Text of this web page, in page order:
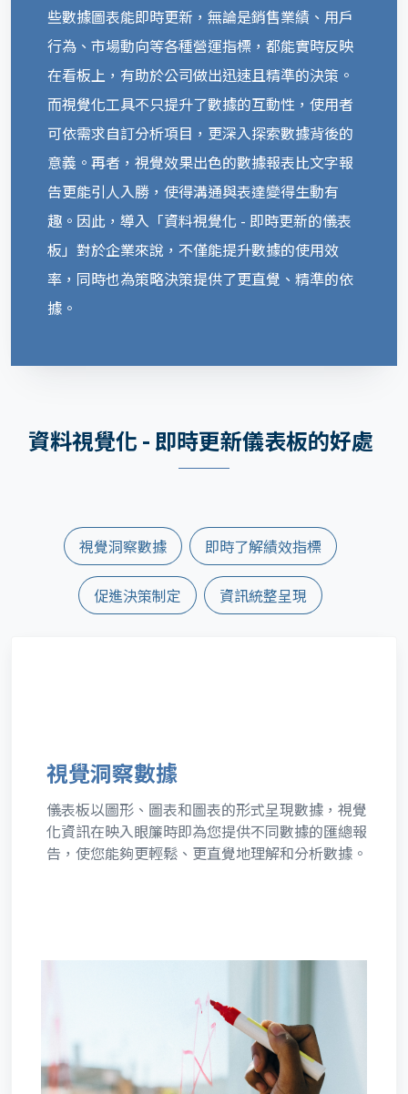
些數據圖表能即時更新，無論是銷售業績、用戶
行為、市場動向等各種營運指標，都能實時反映
在看板上，有助於公司做出迅速且精準的決策。
而視覺化工具不只提升了數據的互動性，使用者
可依需求自訂分析項目，更深入探索數據背後的
意義。再者，視覺效果出色的數據報表比文字報
告更能引人入勝，使得溝通與表達變得生動有
趣。因此，導入「資料視覺化 - 即時更新的儀表
板」對於企業來說，不僅能提升數據的使用效
率，同時也為策略決策提供了更直覺、精準的依
據。
資料視覺化 - 即時更新儀表板的好處
視覺洞察數據 即時了解績效指標
促進決策制定 資訊統整呈現
視覺洞察數據
儀表板以圖形、圖表和圖表的形式呈現數據，視覺
化資訊在映入眼簾時即為您提供不同數據的匯總報
告，使您能夠更輕鬆、更直覺地理解和分析數據。